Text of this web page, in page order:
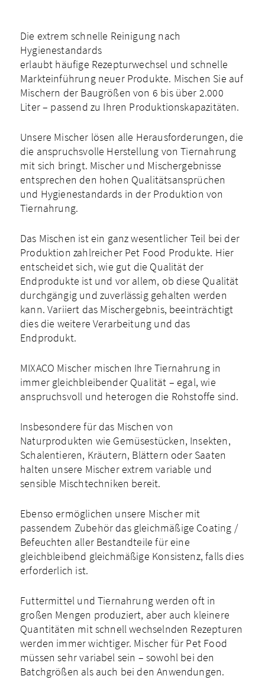
Die extrem schnelle Reinigung nach
Hygienestandards
erlaubt häufige Rezepturwechsel und schnelle
Markteinführung neuer Produkte. Mischen Sie auf
Mischern der Baugrößen von 6 bis über 2.000
Liter – passend zu Ihren Produktionskapazitäten.
Unsere Mischer lösen alle Herausforderungen, die
die anspruchsvolle Herstellung von Tiernahrung
mit sich bringt. Mischer und Mischergebnisse
entsprechen den hohen Qualitätsansprüchen
und Hygienestandards in der Produktion von
Tiernahrung.
Das Mischen ist ein ganz wesentlicher Teil bei der
Produktion zahlreicher Pet Food Produkte. Hier
entscheidet sich, wie gut die Qualität der
Endprodukte ist und vor allem, ob diese Qualität
durchgängig und zuverlässig gehalten werden
kann. Variiert das Mischergebnis, beeinträchtigt
dies die weitere Verarbeitung und das
Endprodukt.
MIXACO Mischer mischen Ihre Tiernahrung in
immer gleichbleibender Qualität – egal, wie
anspruchsvoll und heterogen die Rohstoffe sind.
Insbesondere für das Mischen von
Naturprodukten wie Gemüsestücken, Insekten,
Schalentieren, Kräutern, Blättern oder Saaten
halten unsere Mischer extrem variable und
sensible Mischtechniken bereit.
Ebenso ermöglichen unsere Mischer mit
passendem Zubehör das gleichmäßige Coating /
Befeuchten aller Bestandteile für eine
gleichbleibend gleichmäßige Konsistenz, falls dies
erforderlich ist.
Futtermittel und Tiernahrung werden oft in
großen Mengen produziert, aber auch kleinere
Quantitäten mit schnell wechselnden Rezepturen
werden immer wichtiger. Mischer für Pet Food
müssen sehr variabel sein – sowohl bei den
Batchgrößen als auch bei den Anwendungen.